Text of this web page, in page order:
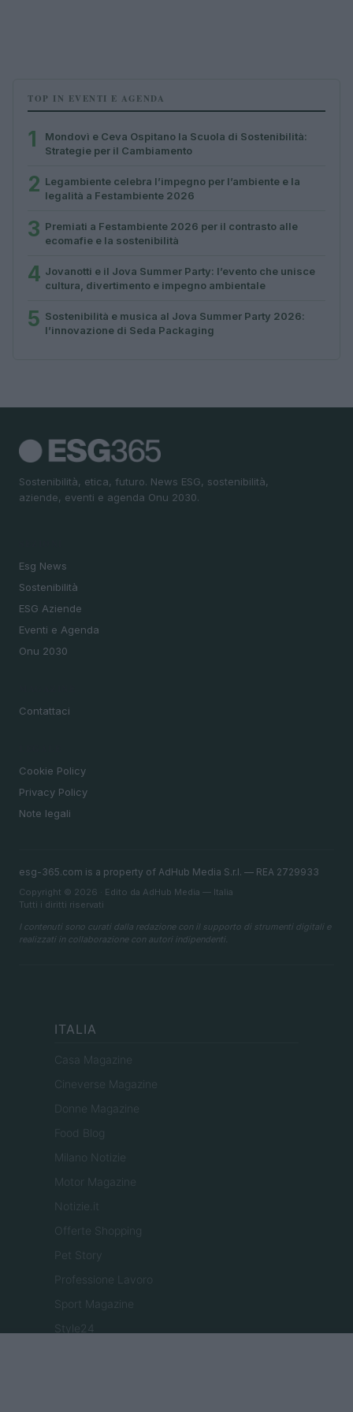
TOP IN EVENTI E AGENDA
1
Mondovì e Ceva Ospitano la Scuola di Sostenibilità:
Strategie per il Cambiamento
2 Legambiente celebra l’impegno per l’ambiente e la
legalità a Festambiente 2026
3 Premiati a Festambiente 2026 per il contrasto alle
ecomafie e la sostenibilità
4 Jovanotti e il Jova Summer Party: l’evento che unisce
cultura, divertimento e impegno ambientale
5 Sostenibilità e musica al Jova Summer Party 2026:
l’innovazione di Seda Packaging
Sostenibilità, etica, futuro. News ESG, sostenibilità,
aziende, eventi e agenda Onu 2030.
Esg News
Sostenibilità
ESG Aziende
Eventi e Agenda
Onu 2030
Contattaci
Cookie Policy
Privacy Policy
Note legali
esg-365.com is a property of AdHub Media S.r.l. — REA 2729933
Copyright © 2026 · Edito da AdHub Media — Italia
Tutti i diritti riservati
I contenuti sono curati dalla redazione con il supporto di strumenti digitali e
realizzati in collaborazione con autori indipendenti.
ITALIA
Casa Magazine
Cineverse Magazine
Donne Magazine
Food Blog
Milano Notizie
Motor Magazine
Notizie.it
Offerte Shopping
Pet Story
Professione Lavoro
Sport Magazine
Style24